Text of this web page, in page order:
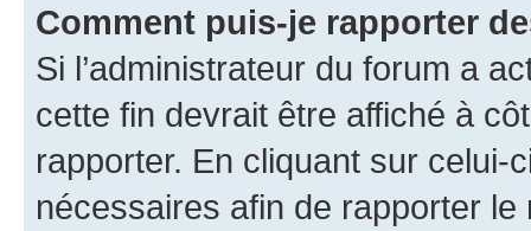
Comment puis-je rapporter
Si l’administrateur du forum a
cette fin devrait être affiché à
rapporter. En cliquant sur
nécessaires afin de rapporter le